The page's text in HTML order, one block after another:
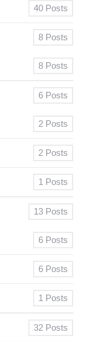
40 Posts
8 Posts
8 Posts
6 Posts
2 Posts
2 Posts
1 Posts
13 Posts
6 Posts
6 Posts
1 Posts
32 Posts